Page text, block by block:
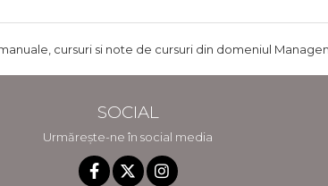
cursuri si note de cursuri din domeniul
SOCIAL
Urmărește-ne în social media